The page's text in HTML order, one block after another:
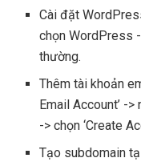
Cài đặt
chọn WordPress
thường.
Thêm tài khoản
Email Account’ -
-> chọn ‘Create
Tạo subdomain